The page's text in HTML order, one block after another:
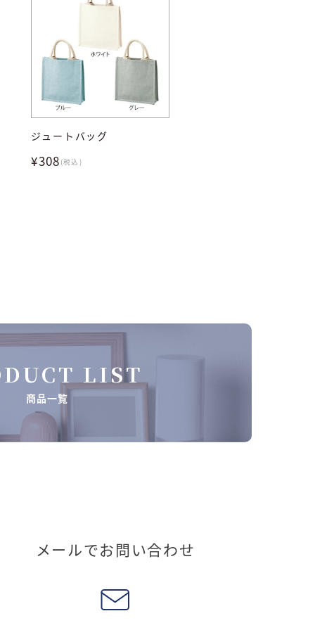
ジュートバッグ
¥308 (税込)
LIST
商品一覧
メールでお問い合わせ